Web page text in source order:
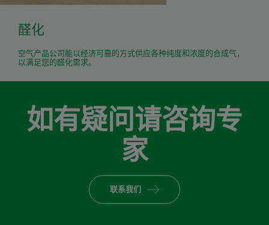
醛化
空气产品公司能以经济可靠的方式供应各种纯度和浓度的合成气，
以满足您的醛化需求。
如有疑问请咨询专
家
联系我们